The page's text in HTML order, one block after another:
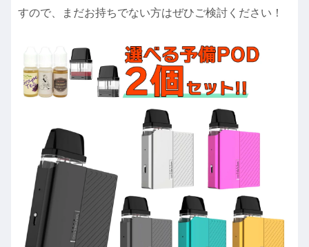
すので、まだお持ちでない方はぜひご検討ください！